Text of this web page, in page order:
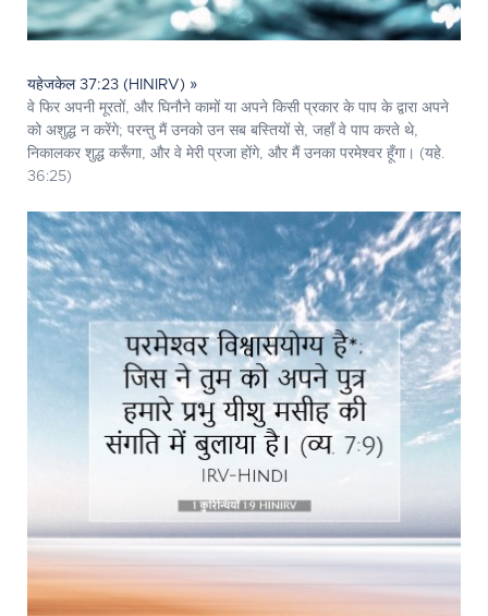
यहेजकेल 37:23 (HINIRV) »
वे फिर अपनी मूरतों, और घिनौने कामों या अपने किसी प्रकार के पाप के द्वारा अपने
को अशुद्ध न करेंगे; परन्तु मैं उनको उन सब बस्तियों से, जहाँ वे पाप करते थे,
निकालकर शुद्ध करूँगा, और वे मेरी प्रजा होंगे, और मैं उनका परमेश्‍वर हूँगा। (यहे.
36:25)